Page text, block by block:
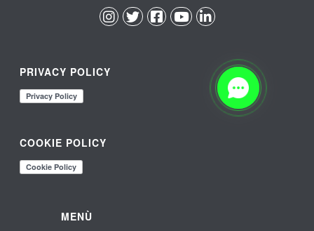
PRIVACY POLICY
COOKIE POLICY
MENÙ